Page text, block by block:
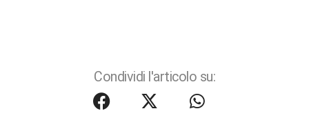
Condividi l'articolo su: